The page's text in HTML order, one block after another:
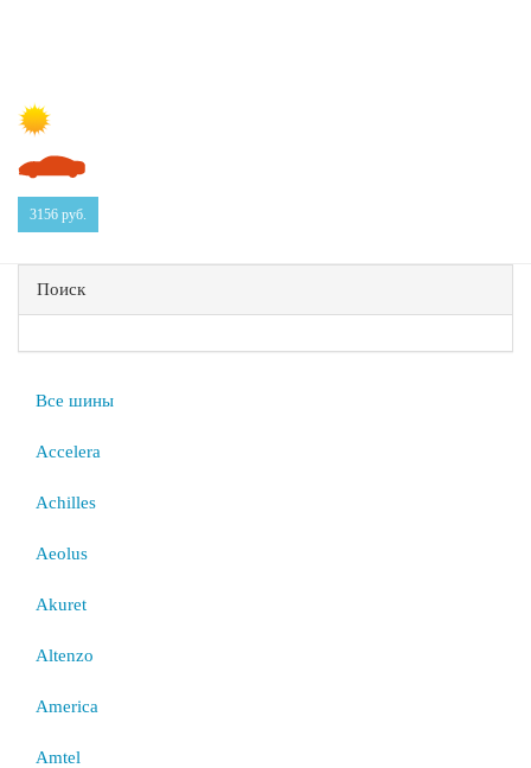
3156 руб.
Поиск
Все шины
Accelera
Achilles
Aeolus
Akuret
Altenzo
America
Amtel